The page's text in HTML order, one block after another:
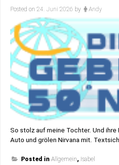
Posted on 24. Juni 2026 by Andy
So stolz auf meine Tochter. Und ihre
Auto und grölen Nirvana mit.
Posted in Allgemein, Isabel